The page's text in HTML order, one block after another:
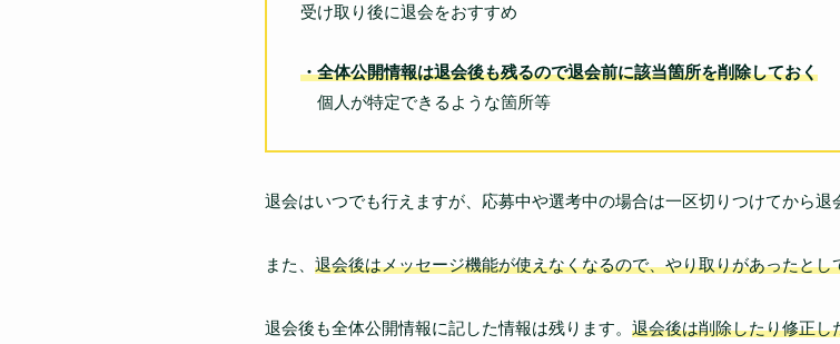
受け取り後に退会をおすすめ
・全体公開情報は退会後も残るので退会前に該当箇所を削除しておく
個人が特定できるような箇所等
退会はいつでも行えますが、応募中や選考中の場合は一区切りつけてから退
また、 退会後はメッセージ機能が使えなくなるので、やり取りがあったとし
退会後も全体公開情報に記した情報は残ります。 退会後は削除したり修正し